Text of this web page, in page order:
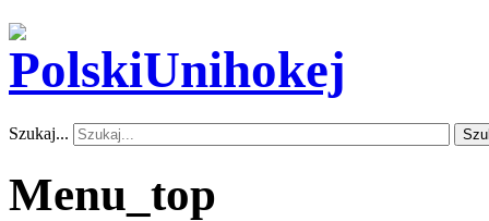
Szukaj...
Menu_top